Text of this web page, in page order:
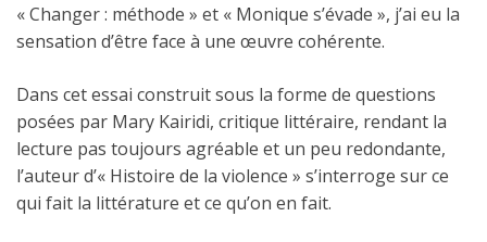
« Changer : méthode » et « Monique s’évade », j’ai eu la
sensation d’être face à une œuvre cohérente.
Dans cet essai construit sous la forme de questions
posées par Mary Kairidi, critique littéraire, rendant la
lecture pas toujours agréable et un peu redondante,
l’auteur d’« Histoire de la violence » s’interroge sur ce
qui fait la littérature et ce qu’on en fait.